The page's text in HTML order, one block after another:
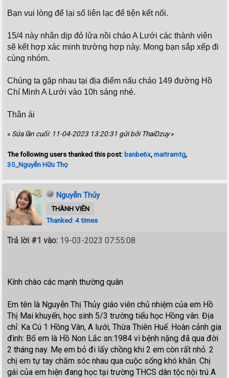
Bạn vui lòng để lại số liên lạc để tiện kết nối.
15/4 này nhân dịp đỏ lửa nồi cháo A Lưới các thành viên
sẽ kết hợp xác minh trường hợp này. Mong bạn sắp xếp đi
cùng nhóm.
Chúng ta gặp nhau tại địa điểm nấu cháo 149 đường Hồ
Chí Minh A Lưới vào 10h sáng nhé.
Thân ái
« Sửa lần cuối: 11-04-2023 13:20:31 gửi bởi ThaiDzuy»
The following users thanked this post: banbe6x,maitramtg,
35_Nguyễn Hữu Thọ
Nguyễn Thủy
THÀNH VIÊN
Thanked: 4 times
Trả lời #1 vào: 19-03-2023 07:55:08
Kính chào các mạnh thường quân
Em tên là Nguyễn Thị Thủy giáo viên chủ nhiệm của em Hồ
Thị Mai khuyến, học sinh 5/3 trường tiểu học Hồng vân. Địa
chỉ: Ka Cú 1 Hồng Vân, A lưới, Thừa Thiên Huế. Hoàn cảnh gia
đình: Bố em là Hồ Non Lắc sn:1984 vì bệnh nặng đã qua đời
2 tháng nay. Mẹ em bỏ đi lấy chồng khi 2 em còn rất nhỏ. 2
chị em tự tay chăm sóc nhau qua cuộc sống khó khăn. Chị
gái của em hiện đang học tại trường THCS dân tộc nội trú A